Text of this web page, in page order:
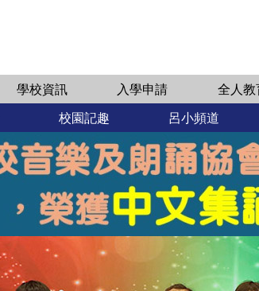
學校資訊 入學申請 全人教
校園記趣 呂小頻道